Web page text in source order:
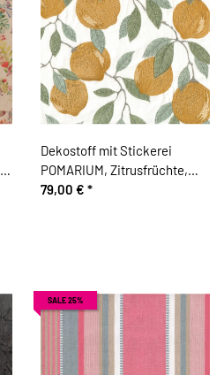
Dekostoff mit Stickerei
POMARIUM, Zitrusfrüchte,
olivgelb, Clarke & Clarke
79,00 € *
SALE 25%